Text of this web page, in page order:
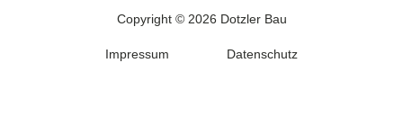
Copyright © 2026 Dotzler Bau
Impressum Datenschutz